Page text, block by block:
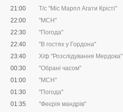
21:00
Т/с "Міс Марпл Агати Крісті"
22:00
"МСН"
22:30
"Погода"
22:40
"В гостях у Гордона"
23:40
Х/ф "Розслідування Мердока"
00:30
"Обрані часом"
01:00
"МСН"
01:30
"Погода"
01:35
"Феєрія мандрів"